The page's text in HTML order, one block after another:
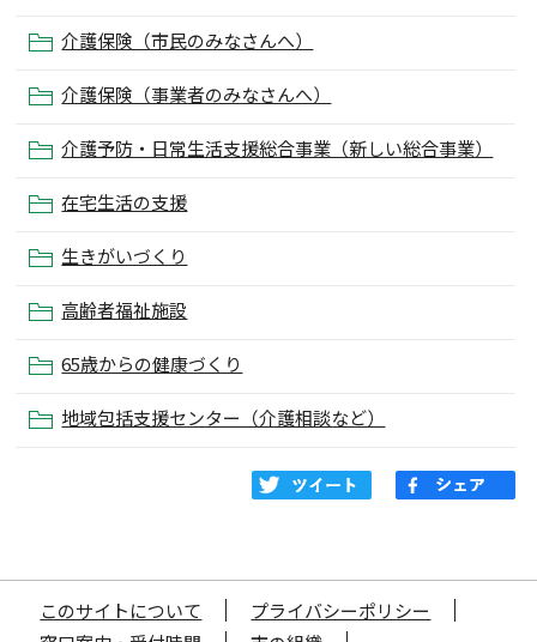
介護保険（市民のみなさんへ）
介護保険（事業者のみなさんへ）
介護予防・日常生活支援総合事業（新しい総合事業）
在宅生活の支援
生きがいづくり
高齢者福祉施設
65歳からの健康づくり
地域包括支援センター（介護相談など）
このサイトについて
プライバシーポリシー